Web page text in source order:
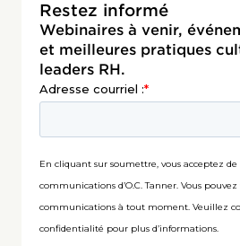
Restez informé
Webinaires à venir,
et meilleures pratiques
leaders RH.